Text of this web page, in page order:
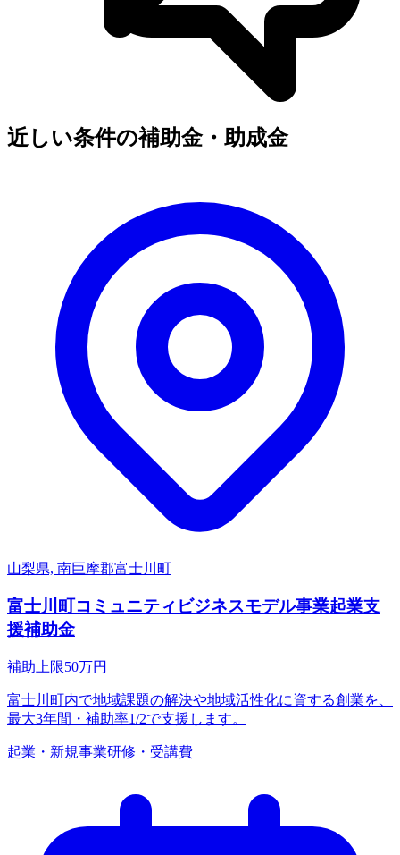
近しい条件の補助金・助成金
山梨県, 南巨摩郡富士川町
富士川町コミュニティビジネスモデル事業起業支
援補助金
補助上限50万円
富士川町内で地域課題の解決や地域活性化に資する創業を、
最大3年間・補助率1/2で支援します。
起業・新規事業研修・受講費